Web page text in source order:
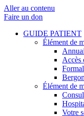
Aller au contenu
Faire un don
GUIDE PATIENT
Élément de
Accès
Élément de
Votre